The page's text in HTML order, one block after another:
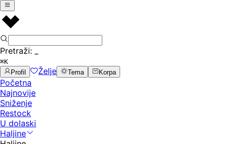
Pretraži:
⌘K
Profil
Želje Tema Korpa
Početna
Najnovije
Sniženje
Restock
U dolaski
Haljine